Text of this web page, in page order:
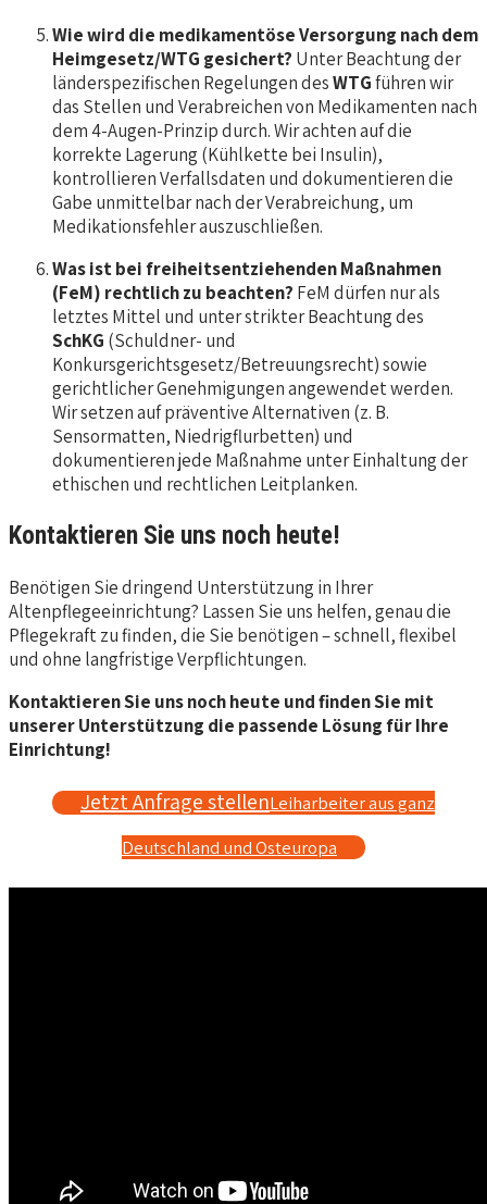
Wie wird die medikamentöse Versorgung nach dem
Heimgesetz/WTG gesichert? Unter Beachtung der
länderspezifischen Regelungen desWTGführen wir
das Stellen und Verabreichen von Medikamenten nach
dem 4-Augen-Prinzip durch. Wir achten auf die
korrekte Lagerung (Kühlkette bei Insulin),
kontrollieren Verfallsdaten und dokumentieren die
Gabe unmittelbar nach der Verabreichung, um
Medikationsfehler auszuschließen.
Was ist bei freiheitsentziehenden Maßnahmen
(FeM) rechtlich zu beachten? FeM dürfen nur als
letztes Mittel und unter strikter Beachtung des
SchKG (Schuldner- und
Konkursgerichtsgesetz/Betreuungsrecht) sowie
gerichtlicher Genehmigungen angewendet werden.
Wir setzen auf präventive Alternativen (z. B.
Sensormatten, Niedrigflurbetten) und
dokumentieren jede Maßnahme unter Einhaltung der
ethischen und rechtlichen Leitplanken.
Kontaktieren Sie uns noch heute!
Benötigen Sie dringend Unterstützung in Ihrer
Altenpflegeeinrichtung? Lassen Sie uns helfen, genau die
Pflegekraft zu finden, die Sie benötigen – schnell, flexibel
und ohne langfristige Verpflichtungen.
Kontaktieren Sie uns noch heute und finden Sie mit
unserer Unterstützung die passende Lösung für Ihre
Einrichtung!
Jetzt Anfrage stellenLeiharbeiter aus ganz
Deutschland und Osteuropa